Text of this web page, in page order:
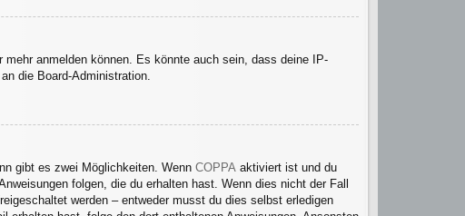
anmelden können. Es könnte auch sein, dass deine IP-
die Board-Administration.
gibt es zwei Möglichkeiten. Wenn COPPA aktiviert ist und du
folgen, die du erhalten hast. Wenn dies nicht der Fall
werden – entweder musst du dies selbst erledigen